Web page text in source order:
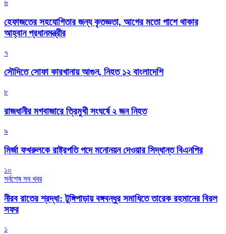
৬
হেফাজতের সহযোগিতার জন্য কৃতজ্ঞতা, আগের মতো পাশে থাকার
আহ্বান প্রধানমন্ত্রীর
৭
সৌদিতে সোফা কারখানায় আগুন, নিহত ১২ বাংলাদেশি
৮
রাজধানীর মগবাজারে ত্রিমুখী সংঘর্ষে ২ জন নিহত
৯
মির্জা ফখরুলকে রাষ্ট্রপতি পদে মনোনয়ন দেওয়ার সিদ্ধান্ত বিএনপির
১০
সর্বশেষ সব খবর
নীরব রাতের শ্রদ্ধা: টুঙ্গিপাড়ায় বঙ্গবন্ধুর সমাধিতে তারেক রহমানের বিরল
সফর
১